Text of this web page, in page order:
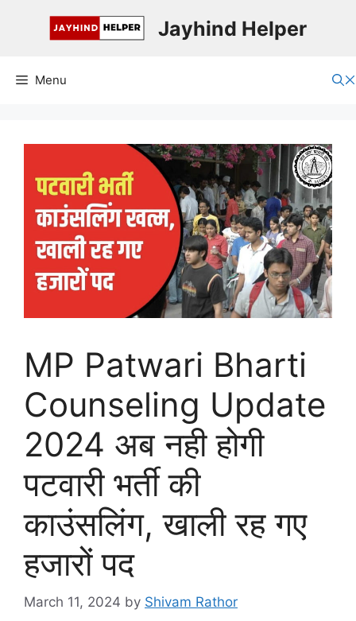
Jayhind Helper
Menu
MP Patwari Bharti
Counseling Update
2024 अब नही होगी
पटवारी भर्ती की
काउंसलिंग, खाली रह गए
हजारों पद
March 11, 2024 by Shivam Rathor